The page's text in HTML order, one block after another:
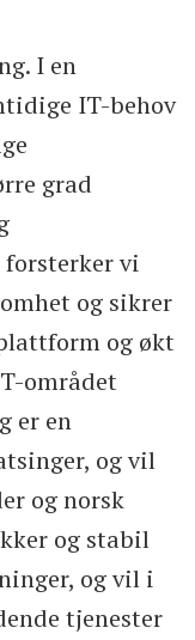
I en
IT-behov
grad
forsterker vi
og sikrer
og økt
området
er en
og vil
og norsk
og stabil
og vil i
tjenester